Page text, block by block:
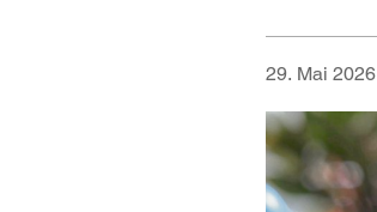
29. Mai 2026